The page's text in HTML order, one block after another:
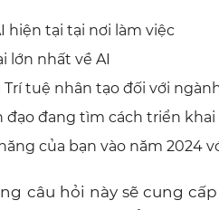
hiện tại tại nơi làm việc
lớn nhất về AI
Trí tuệ nhân tạo đối với
đạo đang tìm cách triển
của bạn vào năm 2024
câu hỏi này sẽ cung